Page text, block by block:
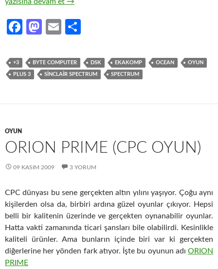
Fa
b
o
k
M
to
d
n
E
ail ar
e
+3 BYTE COMPUTER DSK EKAKOMP OCEAN OYUN
PLUS 3 SINCLAIR SPECTRUM SPECTRUM
OYUN
ORION PRIME (CPC OYUN)
09 KASIM 2009 3 YORUM
CPC dünyası bu sene gerçekten altın yılını yaşıyor. Çoğu aynı
kişilerden olsa da, birbiri ardına güzel oyunlar çıkıyor. Hepsi
belli bir kalitenin üzerinde ve gerçekten oynanabilir oyunlar.
Hatta vakti zamanında ticari şansları bile olabilirdi. Kesinlikle
kaliteli ürünler. Ama bunların içinde biri var ki gerçekten
diğerlerine her yönden fark atıyor. İşte bu oyunun adı ORION
PRIME